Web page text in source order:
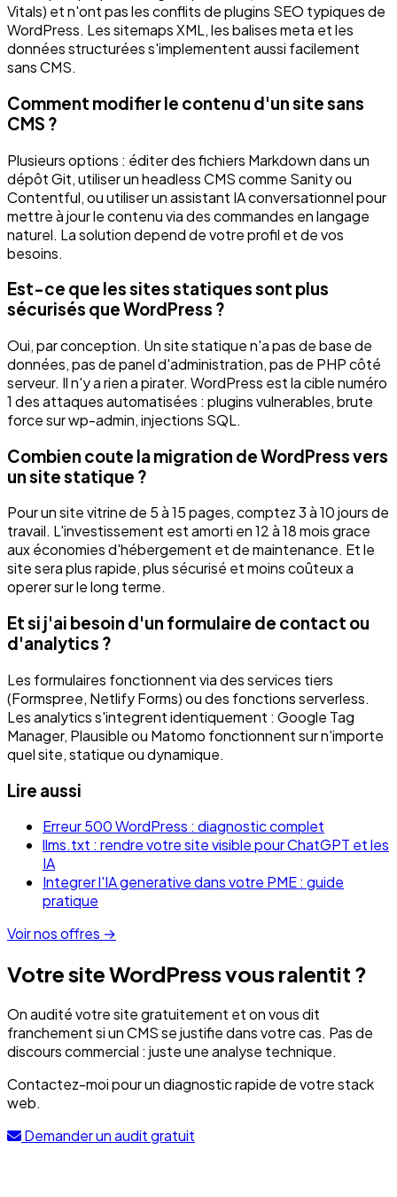
Vitals) et n'ont pas les conflits de plugins SEO typiques de
WordPress. Les sitemaps XML, les balises meta et les
données structurées s'implementent aussi facilement
sans CMS.
Comment modifier le contenu d'un site sans
CMS ?
Plusieurs options : éditer des fichiers Markdown dans un
dépôt Git, utiliser un headless CMS comme Sanity ou
Contentful, ou utiliser un assistant IA conversationnel pour
mettre à jour le contenu via des commandes en langage
naturel. La solution depend de votre profil et de vos
besoins.
Est-ce que les sites statiques sont plus
sécurisés que WordPress ?
Oui, par conception. Un site statique n'a pas de base de
données, pas de panel d'administration, pas de PHP côté
serveur. Il n'y a rien a pirater. WordPress est la cible numéro
1 des attaques automatisées : plugins vulnerables, brute
force sur wp-admin, injections SQL.
Combien coute la migration de WordPress vers
un site statique ?
Pour un site vitrine de 5 à 15 pages, comptez 3 à 10 jours de
travail. L'investissement est amorti en 12 à 18 mois grace
aux économies d'hébergement et de maintenance. Et le
site sera plus rapide, plus sécurisé et moins coûteux a
operer sur le long terme.
Et si j'ai besoin d'un formulaire de contact ou
d'analytics ?
Les formulaires fonctionnent via des services tiers
(Formspree, Netlify Forms) ou des fonctions serverless.
Les analytics s'integrent identiquement : Google Tag
Manager, Plausible ou Matomo fonctionnent sur n'importe
quel site, statique ou dynamique.
Lire aussi
Erreur 500 WordPress : diagnostic complet
llms.txt : rendre votre site visible pour ChatGPT et les
IA
Integrer l'IA generative dans votre PME : guide
pratique
Voir nos offres →
Votre site WordPress vous ralentit ?
On audité votre site gratuitement et on vous dit
franchement si un CMS se justifie dans votre cas. Pas de
discours commercial : juste une analyse technique.
Contactez-moi pour un diagnostic rapide de votre stack
web.
Demander un audit gratuit